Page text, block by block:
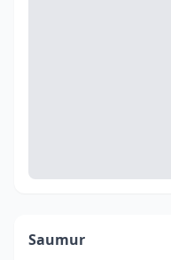
Saumur